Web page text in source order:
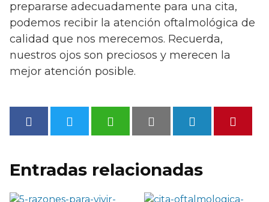
prepararse adecuadamente para una cita,
podemos recibir la atención oftalmológica de
calidad que nos merecemos. Recuerda,
nuestros ojos son preciosos y merecen la
mejor atención posible.
Entradas relacionadas